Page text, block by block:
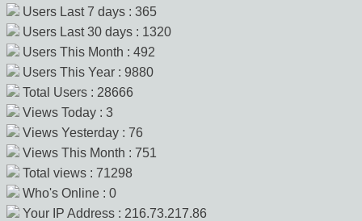
Users Last 7 days : 365
Users Last 30 days : 1320
Users This Month : 492
Users This Year : 9880
Total Users : 28666
Views Today : 3
Views Yesterday : 76
Views This Month : 751
Total views : 71298
Who's Online : 0
Your IP Address : 216.73.217.86